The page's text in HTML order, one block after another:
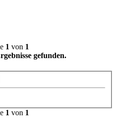
1 von 1
gefunden.
1 von 1